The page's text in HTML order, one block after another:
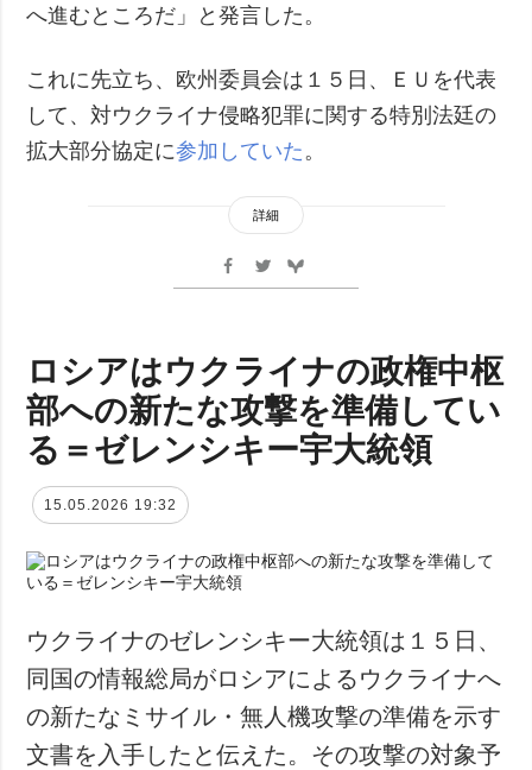
へ進むところだ」と発言した。
これに先立ち、欧州委員会は１５日、ＥＵを代表
して、対ウクライナ侵略犯罪に関する特別法廷の
拡大部分協定に参加していた 。
詳細
ロシアはウクライナの政権中枢
部への新たな攻撃を準備してい
る＝ゼレンシキー宇大統領
15.05.2026 19:32
ウクライナのゼレンシキー大統領は１５日、
同国の情報総局がロシアによるウクライナへ
の新たなミサイル・無人機攻撃の準備を示す
文書を入手したと伝えた。その攻撃の対象予